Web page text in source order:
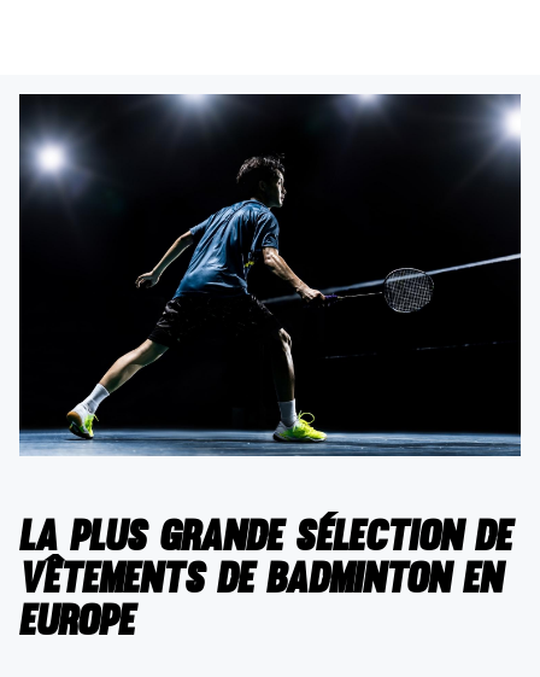
La plus grande sélection de
vêtements de badminton en
Europe